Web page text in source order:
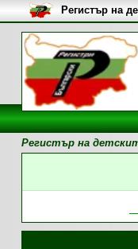
Регистър на
Регистър на